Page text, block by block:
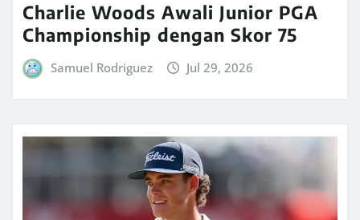
Charlie Woods Awali Junior PGA
Championship dengan Skor 75
Samuel Rodriguez Jul 29, 2026